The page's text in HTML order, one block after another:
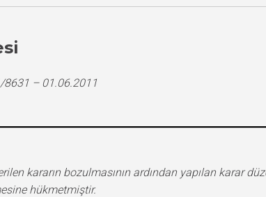
8631 – 01.06.2011
kararın bozulmasının ardından yapılan karar
hükmetmiştir.